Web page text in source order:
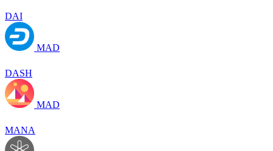
DAI
MAD
DASH
MAD
MANA